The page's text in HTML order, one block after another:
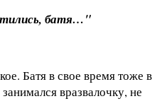
батя…"
Батя в свое время тоже в
вразвалочку, не